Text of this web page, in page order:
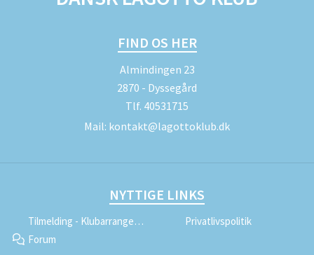
FIND OS HER
Almindingen 23
2870 - Dyssegård
Tlf. 40531715
Mail: kontakt@lagottoklub.dk
NYTTIGE LINKS
Tilmelding - Klubarrangementer
Privatlivspolitik
Forum